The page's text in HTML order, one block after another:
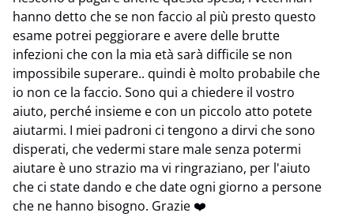
hanno detto che se non faccio al più presto questo
esame potrei peggiorare e avere delle brutte
infezioni che con la mia età sarà difficile se non
impossibile superare.. quindi è molto probabile che
io non ce la faccio. Sono qui a chiedere il vostro
aiuto, perché insieme e con un piccolo atto potete
aiutarmi. I miei padroni ci tengono a dirvi che sono
disperati, che vedermi stare male senza potermi
aiutare è uno strazio ma vi ringraziano, per l'aiuto
che ci state dando e che date ogni giorno a persone
che ne hanno bisogno. Grazie ❤️